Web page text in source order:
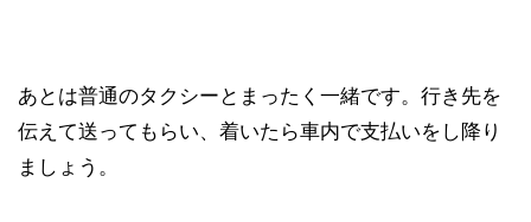
あとは普通のタクシーとまったく一緒です。行き先を
伝えて送ってもらい、着いたら車内で支払いをし降り
ましょう。